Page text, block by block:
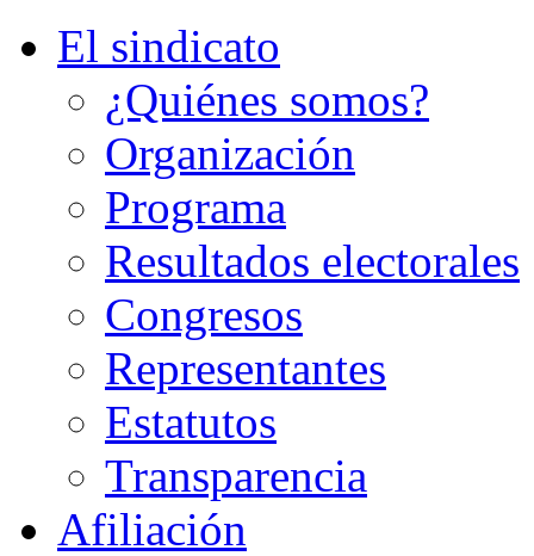
El sindicato
¿Quiénes somos?
Organización
Programa
Resultados electorales
Congresos
Representantes
Estatutos
Transparencia
Afiliación